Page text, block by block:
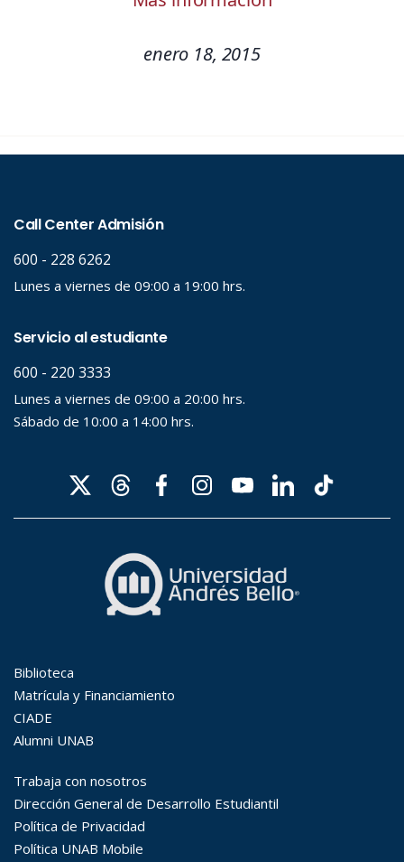
enero 18, 2015